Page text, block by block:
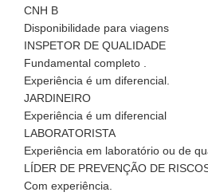
CNH B
Disponibilidade para viagens
INSPETOR DE QUALIDADE
Fundamental completo .
Experiência é um diferencial.
JARDINEIRO
Experiência é um diferencial
LABORATORISTA
Experiência em laboratório ou de
LÍDER DE PREVENÇÃO DE
Com experiência.